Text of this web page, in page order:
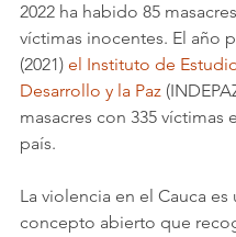
2022 ha habido 85
víctimas inocentes. El año
(2021) el Instituto de
Desarrollo y la Paz
masacres con 335 víctimas
país.
La violencia en el Cauca es
concepto abierto que